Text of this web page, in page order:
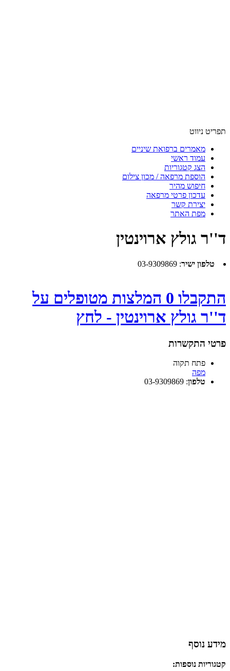
תפריט ניווט
מאמרים ברפואת שיניים
עמוד ראשי
הצג קטגוריות
הוספת מרפאה / מכון צילום
חיפוש מהיר
עדכון פרטי מרפאה
יצירת קשר
מפת האתר
ד''ר גולץ ארוינטין
טלפון ישיר:
03-9309869
התקבלו 0 המלצות מטופלים על
ד''ר גולץ ארוינטין - לחץ
פרטי התקשרות
פתח תקוה
מפה
טלפון:
03-9309869
מידע נוסף
קטגוריות נוספות: